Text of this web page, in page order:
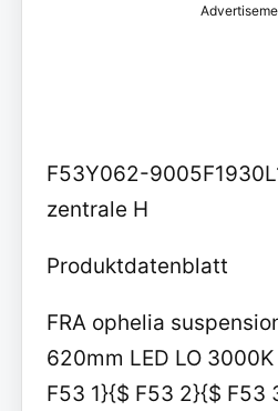
F53Y062-
zentrale H
Produktdatenblatt
FRA ophelia
620mm LED LO
F53 1}{$ F53 2}{$ F53